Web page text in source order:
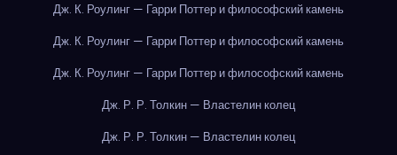
Дж. К. Роулинг — Гарри Поттер и философский камень
Дж. К. Роулинг — Гарри Поттер и философский камень
Дж. К. Роулинг — Гарри Поттер и философский камень
Дж. Р. Р. Толкин — Властелин колец
Дж. Р. Р. Толкин — Властелин колец